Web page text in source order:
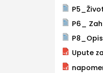
P6_
Upute